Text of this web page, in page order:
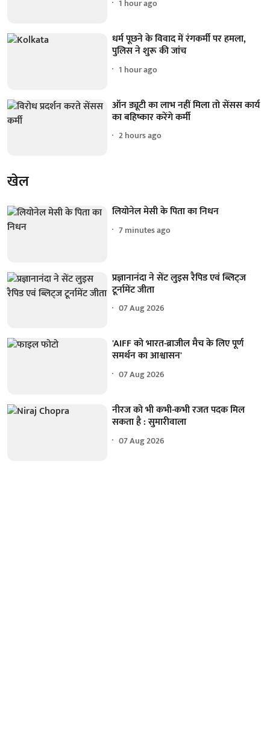
1 hour ago
धर्म पूछने के विवाद में रंगकर्मी पर हमला,
पुलिस ने शुरू की जांच
1 hour ago
ऑन ड्यूटी का लाभ नहीं मिला तो सेंसस कार्य
का बहिष्कार करेंगे कर्मी
2 hours ago
खेल
लियोनेल मेसी के पिता का निधन
7 minutes ago
प्रज्ञानानंदा ने सेंट लुइस रैपिड एवं ब्लिट्ज
टूर्नामेंट जीता
07 Aug 2026
'AIFF को भारत-ब्राजील मैच के लिए पूर्ण
समर्थन का आश्वासन'
07 Aug 2026
नीरज को भी कभी-कभी रजत पदक मिल
सकता है : सुमारीवाला
07 Aug 2026